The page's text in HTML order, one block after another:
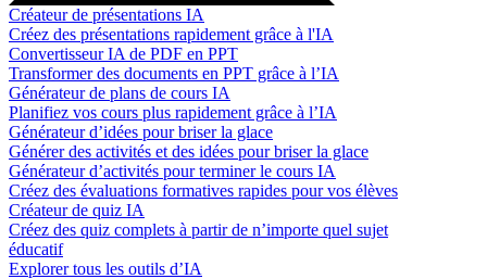
Créateur de présentations IA
Créez des présentations rapidement grâce à l'IA
Convertisseur IA de PDF en PPT
Transformer des documents en PPT grâce à l’IA
Générateur de plans de cours IA
Planifiez vos cours plus rapidement grâce à l’IA
Générateur d’idées pour briser la glace
Générer des activités et des idées pour briser la glace
Générateur d’activités pour terminer le cours IA
Créez des évaluations formatives rapides pour vos élèves
Créateur de quiz IA
Créez des quiz complets à partir de n’importe quel sujet
éducatif
Explorer tous les outils d’IA